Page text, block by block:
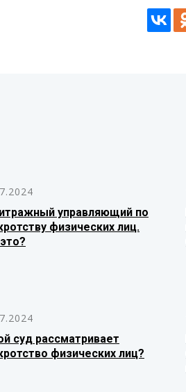
управляющий по
физических лиц.
суд рассматривает
физических лиц?